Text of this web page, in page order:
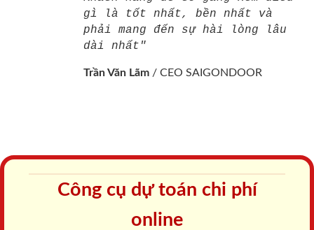
gì là tốt nhất, bền nhất và
phải mang đến sự hài lòng lâu
dài nhất"
Trần Văn Lãm / CEO SAIGONDOOR
Công cụ dự toán chi phí
online